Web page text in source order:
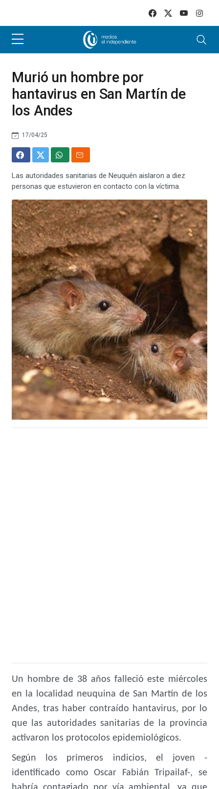
Murió un hombre por
hantavirus en San Martín de
los Andes
17/04/25
Las autoridades sanitarias de Neuquén aislaron a diez
personas que estuvieron en contacto con la víctima.
Un hombre de 38 años falleció este miércoles
en la localidad neuquina de San Martín de los
Andes, tras haber contraído hantavirus, por lo
que las autoridades sanitarias de la provincia
activaron los protocolos epidemiológicos.
Según los primeros indicios, el joven -
identificado como Oscar Fabián Tripailaf-, se